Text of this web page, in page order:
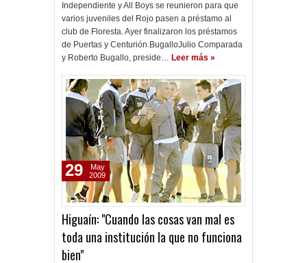
Independiente y All Boys se reunieron para que
varios juveniles del Rojo pasen a préstamo al
club de Floresta. Ayer finalizaron los préstamos
de Puertas y Centurión.BugalloJulio Comparada
y Roberto Bugallo, preside… Leer más »
Higuaín: "Cuando las cosas van mal es
toda una institución la que no funciona
bien"
29
May
2009